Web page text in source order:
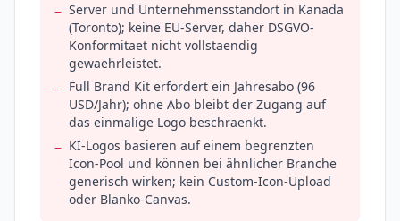
− Server und Unternehmensstandort in Kanada
(Toronto); keine EU-Server, daher DSGVO-
Konformitaet nicht vollstaendig
gewaehrleistet.
− Full Brand Kit erfordert ein Jahresabo (96
USD/Jahr); ohne Abo bleibt der Zugang auf
das einmalige Logo beschraenkt.
− KI-Logos basieren auf einem begrenzten
Icon-Pool und können bei ähnlicher Branche
generisch wirken; kein Custom-Icon-Upload
oder Blanko-Canvas.